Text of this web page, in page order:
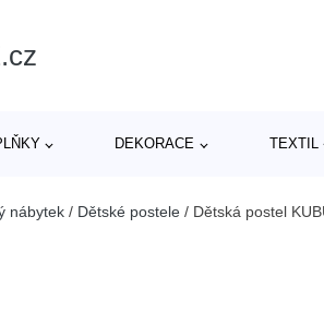
DEKORACE TEXTIL
nábytek / Dětské postele / Dětská postel